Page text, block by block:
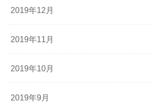
2019年12月
2019年11月
2019年10月
2019年9月